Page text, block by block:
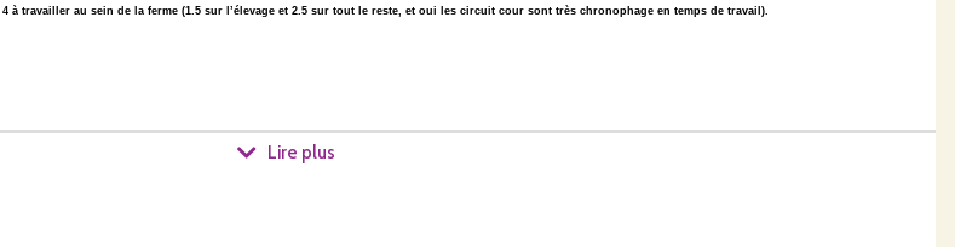
à travailler au sein de la ferme (1.5 sur l’élevage et 2.5 sur tout le reste, et oui les circuit cour sont très chronophage en temps de travail).
Lire plus